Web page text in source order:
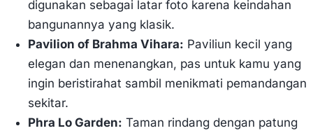
digunakan sebagai latar foto karena keindahan
bangunannya yang klasik.
Pavilion of Brahma Vihara: Paviliun kecil yang
elegan dan menenangkan, pas untuk kamu yang
ingin beristirahat sambil menikmati pemandangan
sekitar.
Phra Lo Garden: Taman rindang dengan patung